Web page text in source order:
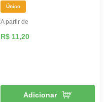
Único
A partir de
R$ 11,20
Adicionar